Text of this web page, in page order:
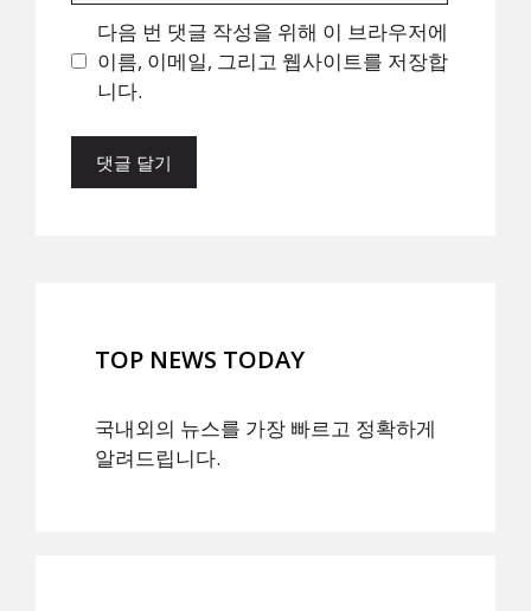
트
다음 번 댓글 작성을 위해 이 브라우저에
이름, 이메일, 그리고 웹사이트를 저장합
니다.
TOP NEWS TODAY
국내외의 뉴스를 가장 빠르고 정확하게
알려드립니다.